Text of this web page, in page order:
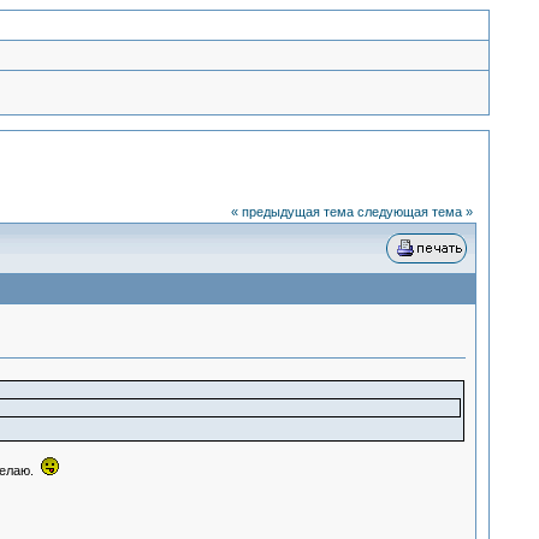
« предыдущая тема следующая тема »